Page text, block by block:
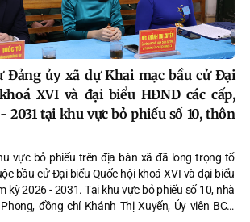
Đảng ủy xã dự Khai mạc bầu cử Đại
XVI và đại biểu HĐND các cấp,
2031 tại khu vực bỏ phiếu số 10, thôn
vực bỏ phiếu trên địa bàn xã đã long trọng tổ
bầu cử Đại biểu Quốc hội khoá XVI và đại biểu
kỳ 2026 - 2031. Tại khu vực bỏ phiếu số 10, nhà
đồng chí Khánh Thị Xuyến, Ủy viên BCH